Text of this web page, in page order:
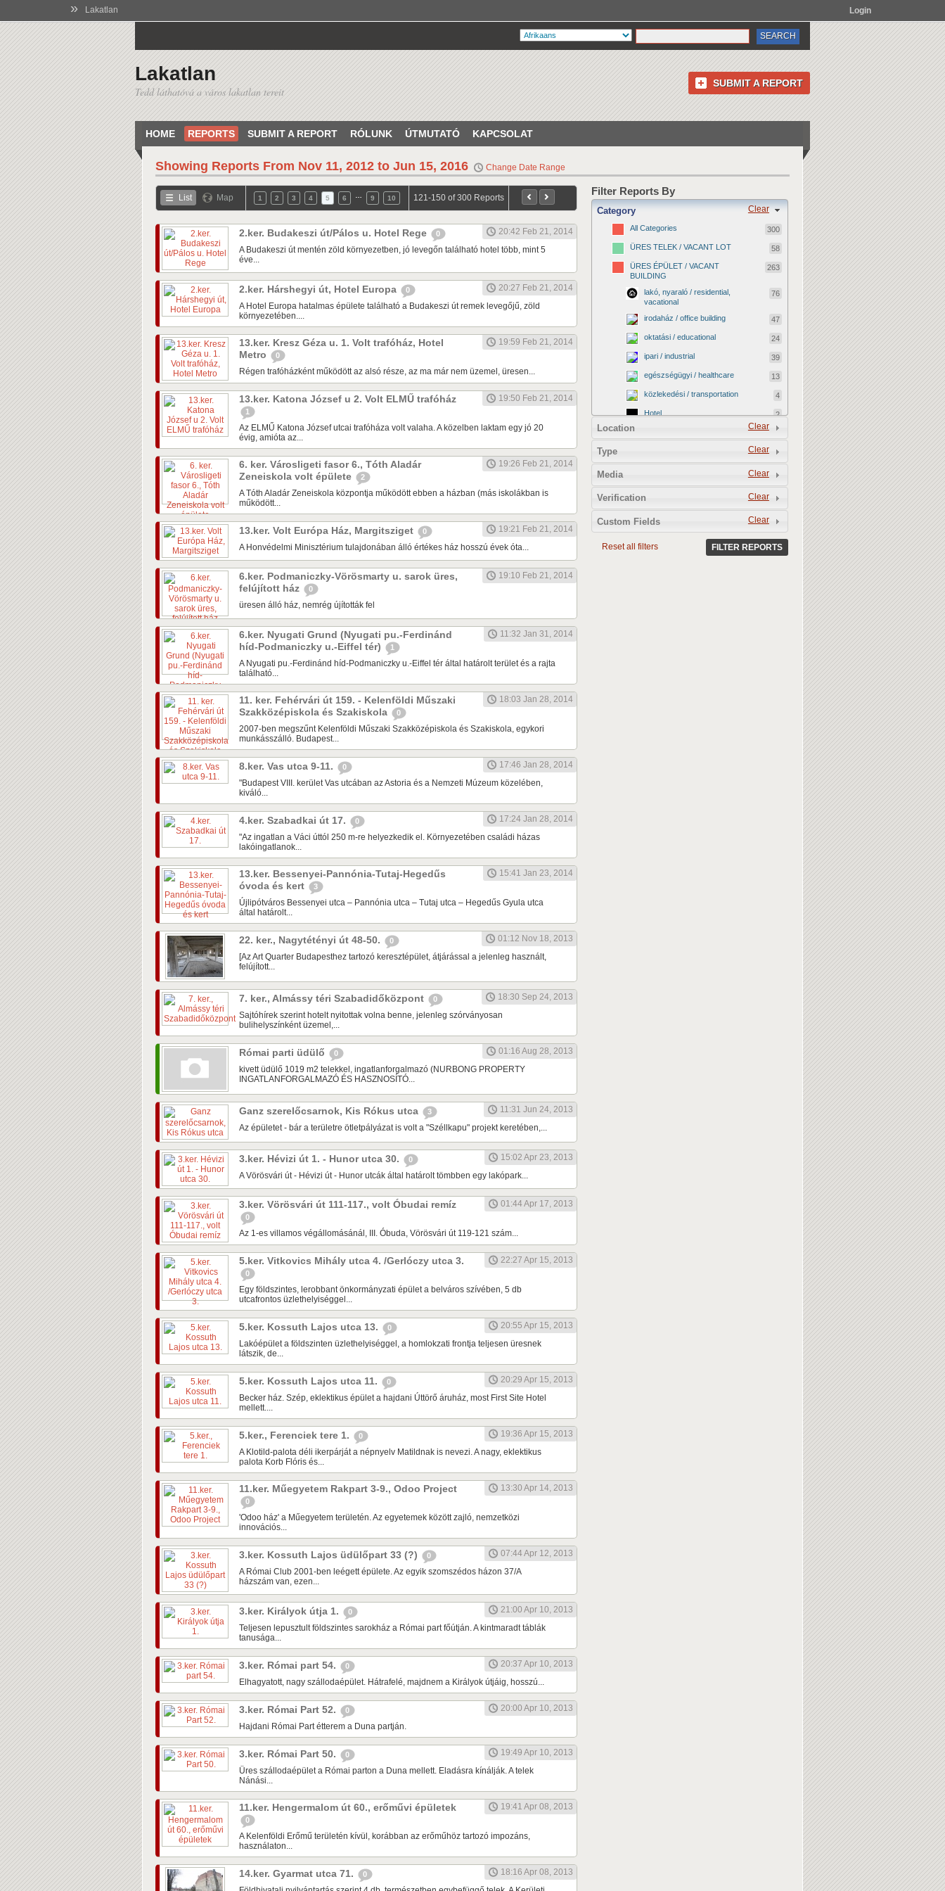
» Lakatlan Login
Lakatlan
Tedd láthatóvá a város lakatlan tereit
SUBMIT A REPORT
HOME REPORTS SUBMIT A REPORT RÓLUNK ÚTMUTATÓ KAPCSOLAT
Showing Reports From Nov 11, 2012 to Jun 15, 2016 Change Date Range
List Map 1 2 3 4 5 6 9 10 121-150 of 300 Reports
2.ker. Budakeszi út/Pálos u. Hotel Rege 0
20:42 Feb 21, 2014
A Budakeszi út mentén zöld környezetben, jó levegőn található hotel több, mint 5
éve...
2.ker. Hárshegyi út, Hotel Europa 0
20:27 Feb 21, 2014
A Hotel Europa hatalmas épülete található a Budakeszi út remek levegőjű, zöld
környezetében....
13.ker. Kresz Géza u. 1. Volt trafóház, Hotel
Metro
0
19:59 Feb 21, 2014
Régen trafóházként működött az alsó része, az ma már nem üzemel, üresen...
13.ker. Katona József u 2. Volt ELMŰ trafóház
1
19:50 Feb 21, 2014
Az ELMŰ Katona József utcai trafóháza volt valaha. A közelben laktam egy jó 20
évig, amióta az...
6. ker. Városligeti fasor 6., Tóth Aladár
Zeneiskola volt épülete
2
19:26 Feb 21, 2014
A Tóth Aladár Zeneiskola központja működött ebben a házban (más iskolákban is
működött...
13.ker. Volt Európa Ház, Margitsziget 0
19:21 Feb 21, 2014
A Honvédelmi Minisztérium tulajdonában álló értékes ház hosszú évek óta...
6.ker. Podmaniczky-Vörösmarty u. sarok üres,
felújított ház
0
19:10 Feb 21, 2014
üresen álló ház, nemrég újították fel
6.ker. Nyugati Grund (Nyugati pu.-Ferdinánd
híd-Podmaniczky u.-Eiffel tér)
1
11:32 Jan 31, 2014
A Nyugati pu.-Ferdinánd híd-Podmaniczky u.-Eiffel tér által határolt terület és a rajta
található...
11. ker. Fehérvári út 159. - Kelenföldi Műszaki
Szakközépiskola és Szakiskola
0
18:03 Jan 28, 2014
2007-ben megszűnt Kelenföldi Műszaki Szakközépiskola és Szakiskola, egykori
munkásszálló. Budapest...
8.ker. Vas utca 9-11. 0
17:46 Jan 28, 2014
"Budapest VIII. kerület Vas utcában az Astoria és a Nemzeti Múzeum közelében,
kiváló...
4.ker. Szabadkai út 17. 0
17:24 Jan 28, 2014
"Az ingatlan a Váci úttól 250 m-re helyezkedik el. Környezetében családi házas
lakóingatlanok...
13.ker. Bessenyei-Pannónia-Tutaj-Hegedűs
óvoda és kert
3
15:41 Jan 23, 2014
Újlipótváros Bessenyei utca – Pannónia utca – Tutaj utca – Hegedűs Gyula utca
által határolt...
22. ker., Nagytétényi út 48-50. 0
01:12 Nov 18, 2013
[Az Art Quarter Budapesthez tartozó keresztépület, átjárással a jelenleg használt,
felújított...
7. ker., Almássy téri Szabadidőközpont 0
18:30 Sep 24, 2013
Sajtóhírek szerint hotelt nyitottak volna benne, jelenleg szórványosan
bulihelyszínként üzemel,...
Római parti üdülő 0
01:16 Aug 28, 2013
kivett üdülő 1019 m2 telekkel, ingatlanforgalmazó (NURBONG PROPERTY
INGATLANFORGALMAZÓ ÉS HASZNOSÍTÓ...
Ganz szerelőcsarnok, Kis Rókus utca 3
11:31 Jun 24, 2013
Az épületet - bár a területre ötletpályázat is volt a "Széllkapu" projekt keretében,...
3.ker. Hévizi út 1. - Hunor utca 30. 0
15:02 Apr 23, 2013
A Vörösvári út - Hévizi út - Hunor utcák által határolt tömbben egy lakópark...
3.ker. Vörösvári út 111-117., volt Óbudai remíz
0
01:44 Apr 17, 2013
Az 1-es villamos végállomásánál, III. Óbuda, Vörösvári út 119-121 szám...
5.ker. Vitkovics Mihály utca 4. /Gerlóczy utca 3.
0
22:27 Apr 15, 2013
Egy földszintes, lerobbant önkormányzati épület a belváros szívében, 5 db
utcafrontos üzlethelyiséggel...
5.ker. Kossuth Lajos utca 13. 0
20:55 Apr 15, 2013
Lakóépület a földszinten üzlethelyiséggel, a homlokzati frontja teljesen üresnek
látszik, de...
5.ker. Kossuth Lajos utca 11. 0
20:29 Apr 15, 2013
Becker ház. Szép, eklektikus épület a hajdani Úttörő áruház, most First Site Hotel
mellett....
5.ker., Ferenciek tere 1. 0
19:36 Apr 15, 2013
A Klotild-palota déli ikerpárját a népnyelv Matildnak is nevezi. A nagy, eklektikus
palota Korb Flóris és...
11.ker. Műegyetem Rakpart 3-9., Odoo Project
0
13:30 Apr 14, 2013
'Odoo ház' a Műegyetem területén. Az egyetemek között zajló, nemzetközi
innovációs...
3.ker. Kossuth Lajos üdülőpart 33 (?) 0
07:44 Apr 12, 2013
A Római Club 2001-ben leégett épülete. Az egyik szomszédos házon 37/A
házszám van, ezen...
3.ker. Királyok útja 1. 0
21:00 Apr 10, 2013
Teljesen lepusztult földszintes sarokház a Római part főútján. A kintmaradt táblák
tanusága...
3.ker. Római part 54. 0
20:37 Apr 10, 2013
Elhagyatott, nagy szállodaépület. Hátrafelé, majdnem a Királyok útjáig, hosszú...
3.ker. Római Part 52. 0
20:00 Apr 10, 2013
Hajdani Római Part étterem a Duna partján.
3.ker. Római Part 50. 0
19:49 Apr 10, 2013
Üres szállodaépület a Római parton a Duna mellett. Eladásra kínálják. A telek
Nánási...
11.ker. Hengermalom út 60., erőművi épületek
0
19:41 Apr 08, 2013
A Kelenföldi Erőmű területén kívül, korábban az erőműhöz tartozó impozáns,
használaton...
14.ker. Gyarmat utca 71. 0
18:16 Apr 08, 2013
Filter Reports By
Clear
Category
All Categories 300
ÜRES TELEK / VACANT LOT 58
ÜRES ÉPÜLET / VACANT
BUILDING
263
lakó, nyaraló / residential,
vacational
76
irodaház / office building 47
oktatási / educational 24
ipari / industrial 39
egészségügyi / healthcare 13
közlekedési / transportation 4
Hotel 2
2
0
kereskedelmi / commercial
egyéb / other 12
kulturális / cultural
BEFEJEZETLEN ÉPÜLET /
UNFINISHED BUILDING
13
Clear
Location
Clear
Type
Clear
Media
Clear
Verification
Clear
Custom Fields
Reset all filters FILTER REPORTS